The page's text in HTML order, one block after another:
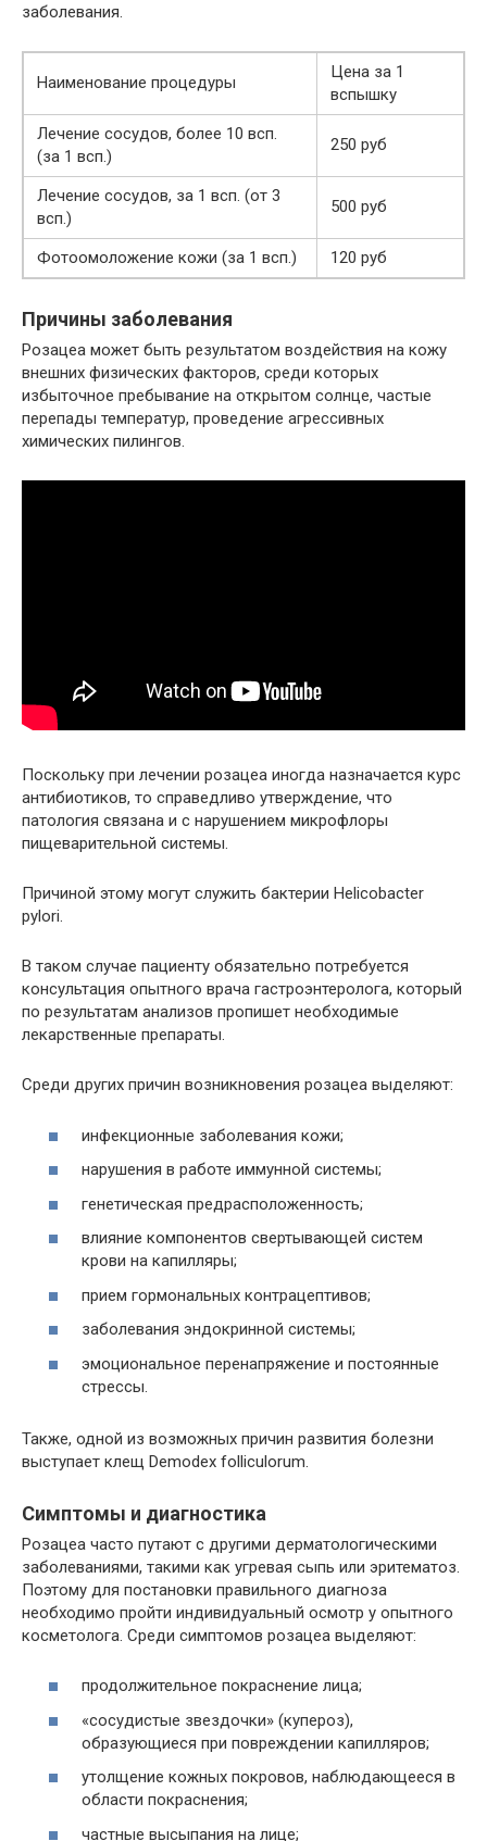
заболевания.
Наименование процедуры
Цена за 1
вспышку
Лечение сосудов, более 10 всп.
(за 1 всп.)
250 руб
Лечение сосудов, за 1 всп. (от 3
всп.)
500 руб
Фотоомоложение кожи (за 1 всп.) 120 руб
Причины заболевания
Розацеа может быть результатом воздействия на кожу
внешних физических факторов, среди которых
избыточное пребывание на открытом солнце, частые
перепады температур, проведение агрессивных
химических пилингов.
Поскольку при лечении розацеа иногда назначается курс
антибиотиков, то справедливо утверждение, что
патология связана и с нарушением микрофлоры
пищеварительной системы.
Причиной этому могут служить бактерии Helicobacter
pylori.
В таком случае пациенту обязательно потребуется
консультация опытного врача гастроэнтеролога, который
по результатам анализов пропишет необходимые
лекарственные препараты.
Среди других причин возникновения розацеа выделяют:
инфекционные заболевания кожи;
нарушения в работе иммунной системы;
генетическая предрасположенность;
влияние компонентов свертывающей систем
крови на капилляры;
прием гормональных контрацептивов;
заболевания эндокринной системы;
эмоциональное перенапряжение и постоянные
стрессы.
Также, одной из возможных причин развития болезни
выступает клещ Demodex folliculorum.
Симптомы и диагностика
Розацеа часто путают с другими дерматологическими
заболеваниями, такими как угревая сыпь или эритематоз.
Поэтому для постановки правильного диагноза
необходимо пройти индивидуальный осмотр у опытного
косметолога. Среди симптомов розацеа выделяют:
продолжительное покраснение лица;
«сосудистые звездочки» (купероз),
образующиеся при повреждении капилляров;
утолщение кожных покровов, наблюдающееся в
области покраснения;
частные высыпания на лице;